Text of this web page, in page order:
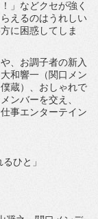
」などクセが強く
えるのはうれしい
に困惑してしま
、お調子者の新入
和響一（関口メン
蔵）、おしゃれで
ンバーを交え、
事エンターテイン
ひと」